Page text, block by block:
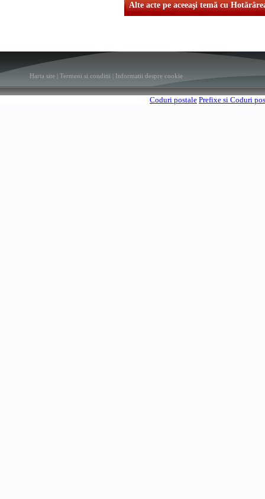
Alte acte pe aceeaşi temă cu
Harta site Termeni si conditii Informatii despre cookie
Coduri postale Prefixe si Coduri